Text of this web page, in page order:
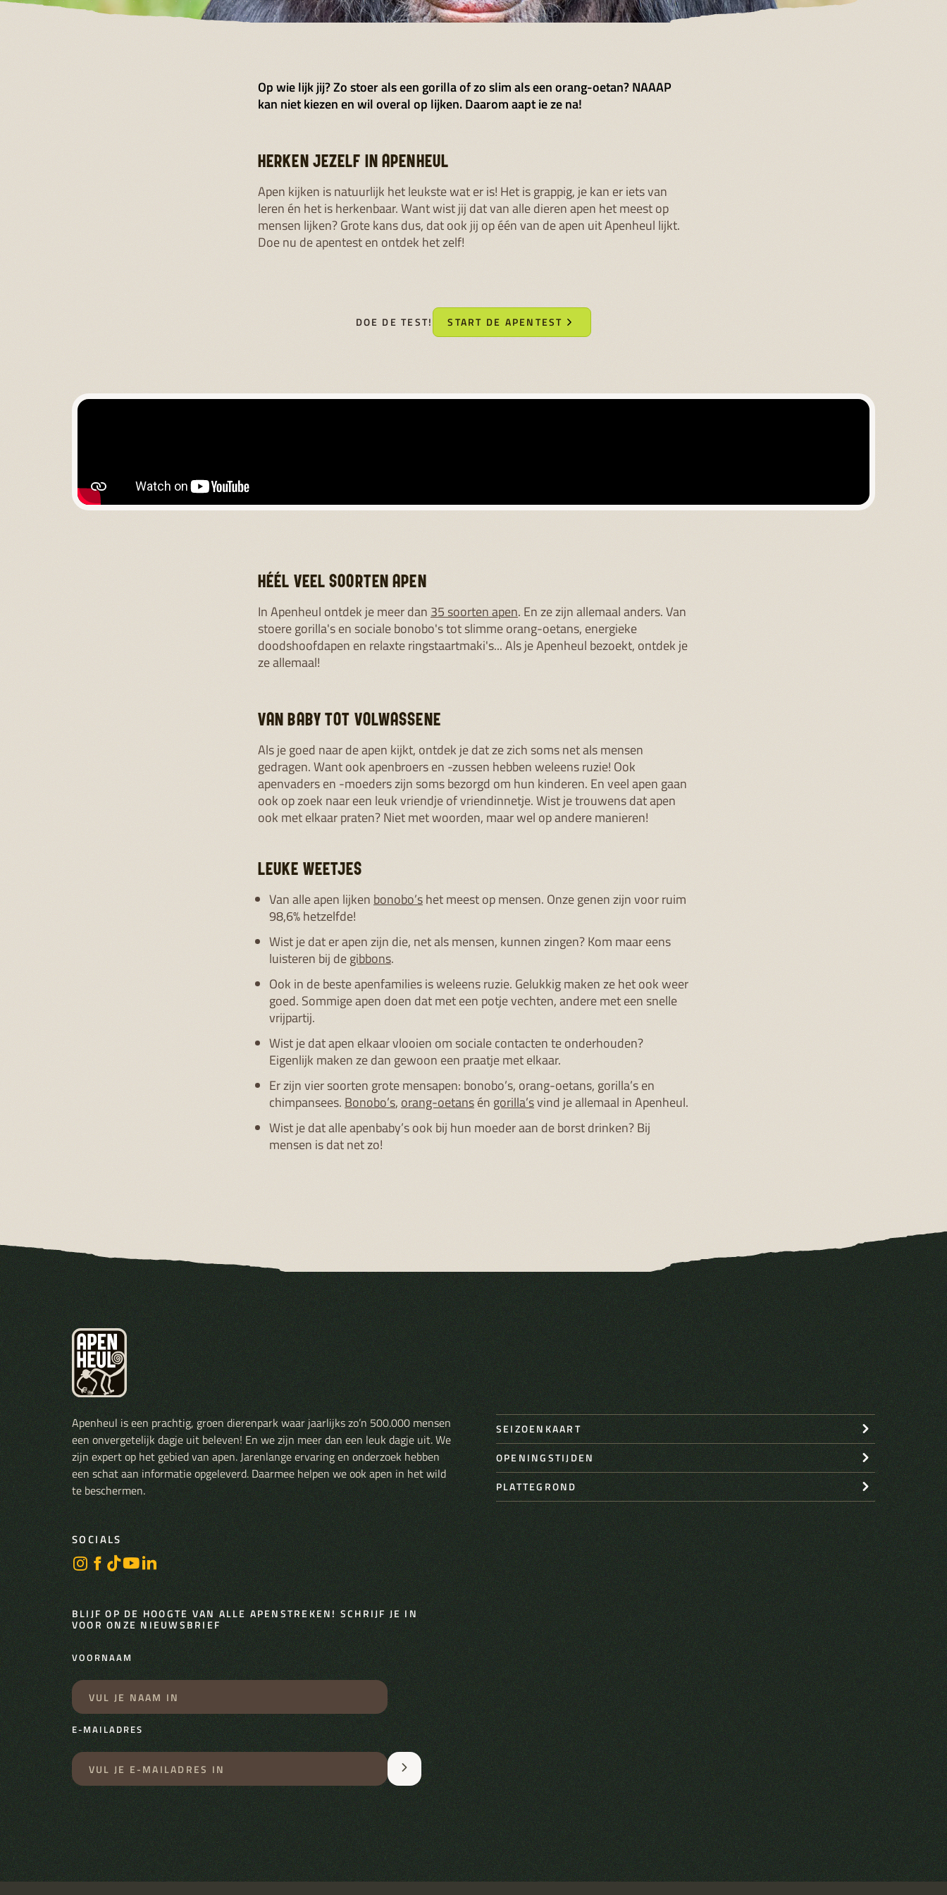
Op wie lijk jij? Zo stoer als een gorilla of zo slim als een orang-oetan? NAAAP
kan niet kiezen en wil overal op lijken. Daarom aapt ie ze na!
HERKEN JEZELF IN APENHEUL
Apen kijken is natuurlijk het leukste wat er is! Het is grappig, je kan er iets van
leren én het is herkenbaar. Want wist jij dat van alle dieren apen het meest op
mensen lijken? Grote kans dus, dat ook jij op één van de apen uit Apenheul lijkt.
Doe nu de apentest en ontdek het zelf!
DOE DE TEST! START DE APENTEST
HÉÉL VEEL SOORTEN APEN
In Apenheul ontdek je meer dan 35 soorten apen. En ze zijn allemaal anders. Van
stoere gorilla's en sociale bonobo's tot slimme orang-oetans, energieke
doodshoofdapen en relaxte ringstaartmaki's... Als je Apenheul bezoekt, ontdek je
ze allemaal!
VAN BABY TOT VOLWASSENE
Als je goed naar de apen kijkt, ontdek je dat ze zich soms net als mensen
gedragen. Want ook apenbroers en -zussen hebben weleens ruzie! Ook
apenvaders en -moeders zijn soms bezorgd om hun kinderen. En veel apen gaan
ook op zoek naar een leuk vriendje of vriendinnetje. Wist je trouwens dat apen
ook met elkaar praten? Niet met woorden, maar wel op andere manieren!
LEUKE WEETJES
Van alle apen lijken bonobo’shet meest op mensen. Onze genen zijn voor ruim
98,6% hetzelfde!
Wist je dat er apen zijn die, net als mensen, kunnen zingen? Kom maar eens
luisteren bij degibbons.
Ook in de beste apenfamilies is weleens ruzie. Gelukkig maken ze het ook weer
goed. Sommige apen doen dat met een potje vechten, andere met een snelle
vrijpartij.
Wist je dat apen elkaar vlooien om sociale contacten te onderhouden?
Eigenlijk maken ze dan gewoon een praatje met elkaar.
Er zijn vier soorten grote mensapen: bonobo’s, orang-oetans, gorilla’s en
chimpansees. Bonobo’s, orang-oetansén gorilla’svind je allemaal in Apenheul.
Wist je dat alle apenbaby’s ook bij hun moeder aan de borst drinken? Bij
mensen is dat net zo!
Apenheul is een prachtig, groen dierenpark waar jaarlijks zo’n 500.000 mensen
een onvergetelijk dagje uit beleven! En we zijn meer dan een leuk dagje uit. We
zijn expert op het gebied van apen. Jarenlange ervaring en onderzoek hebben
een schat aan informatie opgeleverd. Daarmee helpen we ook apen in het wild
te beschermen.
SEIZOENKAART
OPENINGSTIJDEN
PLATTEGROND
SOCIALS
BLIJF OP DE HOOGTE VAN ALLE APENSTREKEN! SCHRIJF JE IN
VOOR ONZE NIEUWSBRIEF
VOORNAAM
E-MAILADRES